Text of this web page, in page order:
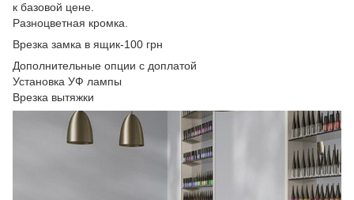
к базовой цене.
Разноцветная кромка.
Врезка замка в ящик-100 грн
Дополнительные опции с доплатой
Установка УФ лампы
Врезка вытяжки